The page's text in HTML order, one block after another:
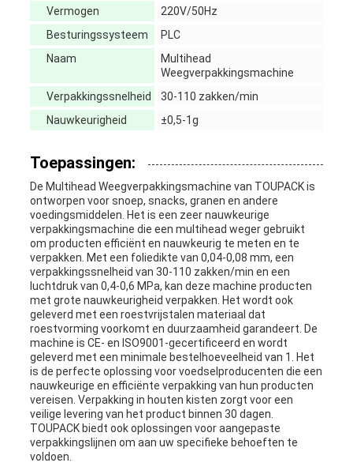
Vermogen
220V/50Hz
Besturingssysteem
PLC
Naam
Multihead
Weegverpakkingsmachine
Verpakkingssnelheid
30-110 zakken/min
Nauwkeurigheid
±0,5-1g
Toepassingen:
De Multihead Weegverpakkingsmachine van TOUPACK is
ontworpen voor snoep, snacks, granen en andere
voedingsmiddelen. Het is een zeer nauwkeurige
verpakkingsmachine die een multihead weger gebruikt
om producten efficiënt en nauwkeurig te meten en te
verpakken. Met een foliedikte van 0,04-0,08 mm, een
verpakkingssnelheid van 30-110 zakken/min en een
luchtdruk van 0,4-0,6 MPa, kan deze machine producten
met grote nauwkeurigheid verpakken. Het wordt ook
geleverd met een roestvrijstalen materiaal dat
roestvorming voorkomt en duurzaamheid garandeert. De
machine is CE- en ISO9001-gecertificeerd en wordt
geleverd met een minimale bestelhoeveelheid van 1. Het
is de perfecte oplossing voor voedselproducenten die een
nauwkeurige en efficiënte verpakking van hun producten
vereisen. Verpakking in houten kisten zorgt voor een
veilige levering van het product binnen 30 dagen.
TOUPACK biedt ook oplossingen voor aangepaste
verpakkingslijnen om aan uw specifieke behoeften te
voldoen.